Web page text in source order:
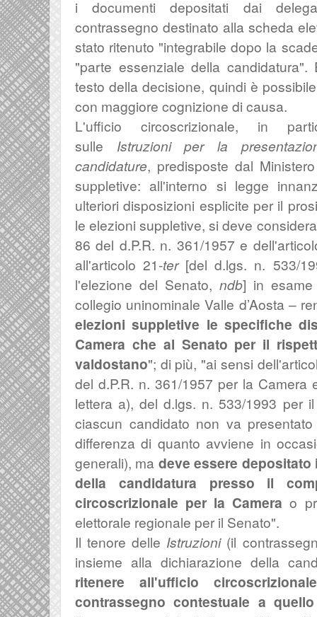
i documenti depositati dai
contrassegno destinato alla scheda
stato ritenuto "integrabile dopo la
"parte essenziale della
testo della decisione, quindi è
con maggiore cognizione di causa.
L'ufficio circoscrizionale, in
sulle Istruzioniper la
candidature, predisposte dal
suppletive: all'interno si legge
ulteriori disposizioni esplicite per il
le elezioni suppletive, si deve
86 del d.P.R. n. 361/1957 e
all'articolo 21-ter[del d.lgs. n. 533/
l'elezione del Senato,ndb] in
collegio uninominale Valle d’Aosta –
elezioni suppletive le specifiche
Camera che al Senato per il
valdostano"; di più, "ai sensi
del d.P.R. n. 361/1957 per la Camera
lettera a), del d.lgs. n. 533/1993 per
ciascun candidato non va
differenza di quanto avviene in
generali), ma deve essere depositato
della candidatura presso il
circoscrizionale per la Camera o
elettorale regionale per il Senato".
Il tenore delle Istruzioni (il
insieme alla dichiarazione della
ritenere all'ufficio
contrassegno contestuale a